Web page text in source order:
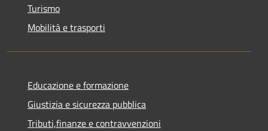
Turismo
Mobilità e trasporti
Educazione e formazione
Giustizia e sicurezza pubblica
Tributi,finanze e contravvenzioni